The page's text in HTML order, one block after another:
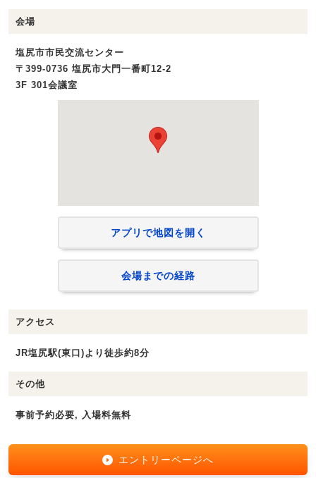
会場
塩尻市市民交流センター
〒399-0736 塩尻市大門一番町12-2
3F 301会議室
アプリで地図を開く
会場までの経路
アクセス
JR塩尻駅(東口)より徒歩約8分
その他
事前予約必要, 入場料無料
エントリーページへ